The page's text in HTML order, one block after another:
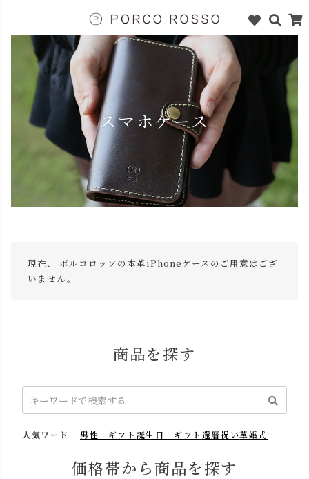
スマホケース
現在、 ポルコロッソの本革iPhoneケースのご用意はござ
いません。
商品を探す
人気ワード 男性 ギフト 誕生日 ギフト 還暦祝い革婚式
価格帯から商品を探す